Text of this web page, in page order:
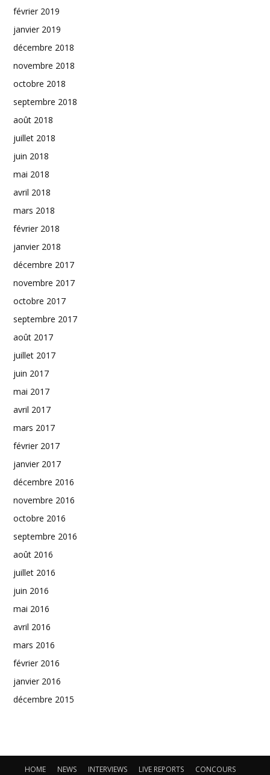
février 2019
janvier 2019
décembre 2018
novembre 2018
octobre 2018
septembre 2018
août 2018
juillet 2018
juin 2018
mai 2018
avril 2018
mars 2018
février 2018
janvier 2018
décembre 2017
novembre 2017
octobre 2017
septembre 2017
août 2017
juillet 2017
juin 2017
mai 2017
avril 2017
mars 2017
février 2017
janvier 2017
décembre 2016
novembre 2016
octobre 2016
septembre 2016
août 2016
juillet 2016
juin 2016
mai 2016
avril 2016
mars 2016
février 2016
janvier 2016
décembre 2015
HOME NEWS INTERVIEWS LIVE REPORTS CONCOURS